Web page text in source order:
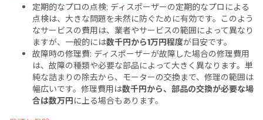
定期的なプロの点検: ディスポーザーの定期的なプロによる
点検は、大きな問題を未然に防ぐために有効です。このよう
なサービスの費用は、業者やサービスの範囲によって異なり
ますが、一般的には数千円から1万円程度が目安です。
故障時の修理費: ディスポーザーが故障した場合の修理費用
は、故障の種類や必要な部品によって大きく異なります。単
純な詰まりの除去から、モーターの交換まで、修理の範囲は
幅広いです。修理費用は数千円から、部品の交換が必要な場
合は数万円に上る場合もあります。